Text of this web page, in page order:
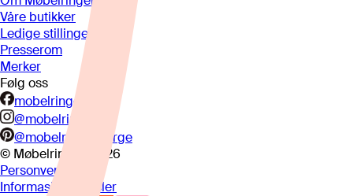
Våre butikker
Ledige stillinger
Presserom
Merker
Følg oss
mobelringen.no
@mobelringen
@mobelringennorge
© Møbelringen
2026
Personvern
Informasjonskapsler